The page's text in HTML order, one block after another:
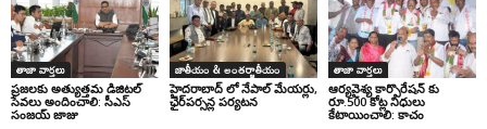
తాజా వార్తలు
ప్రజలకు అత్యుత్తమ డిజిటల్
సేవలు అందించాలి: సీఎస్
సంజయ్ జాజు
జాతీయం & అంతర్జాతీయం
హైదరాబాద్ లో నేపాల్ మేయర్లు,
ఛైర్‌పర్సన్ల పర్యటన
తాజా వార్తలు
ఆర్యవైశ్య కార్పొరేషన్ కు
రూ.500 కోట్ల నిధులు
కేటాయించాలి: కాచం